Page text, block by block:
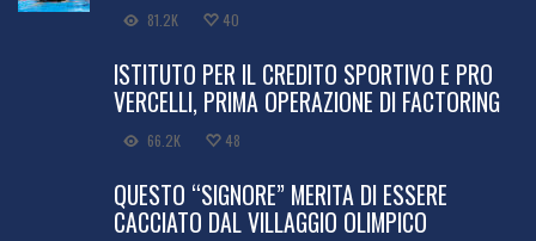
81.2K 40
ISTITUTO PER IL CREDITO SPORTIVO E PRO
VERCELLI, PRIMA OPERAZIONE DI FACTORING
66.2K 48
QUESTO “SIGNORE” MERITA DI ESSERE
CACCIATO DAL VILLAGGIO OLIMPICO